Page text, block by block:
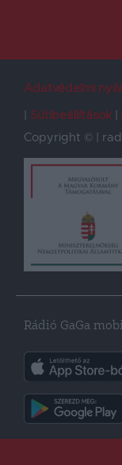
Adatvédelmi
Sütibeállítások
Copyright © |
Rádió GaGa